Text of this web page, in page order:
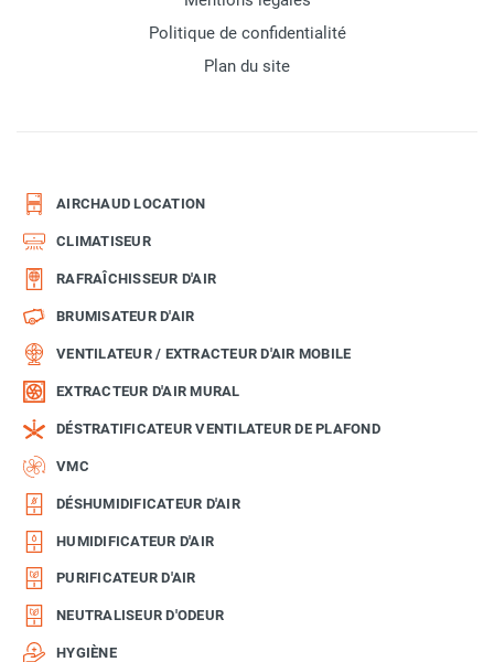
Politique de confidentialité
Plan du site
AIRCHAUD LOCATION
CLIMATISEUR
RAFRAÎCHISSEUR D'AIR
BRUMISATEUR D'AIR
VENTILATEUR / EXTRACTEUR D'AIR MOBILE
EXTRACTEUR D'AIR MURAL
DÉSTRATIFICATEUR VENTILATEUR DE PLAFOND
VMC
DÉSHUMIDIFICATEUR D'AIR
HUMIDIFICATEUR D'AIR
PURIFICATEUR D'AIR
NEUTRALISEUR D'ODEUR
HYGIÈNE